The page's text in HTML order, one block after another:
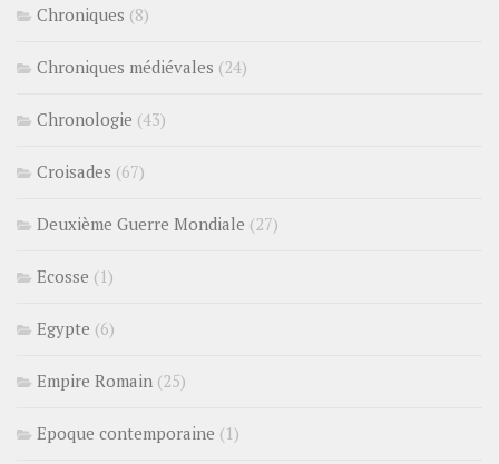
Chroniques (8)
Chroniques médiévales (24)
Chronologie (43)
Croisades (67)
Deuxième Guerre Mondiale (27)
Ecosse (1)
Egypte (6)
Empire Romain (25)
Epoque contemporaine (1)